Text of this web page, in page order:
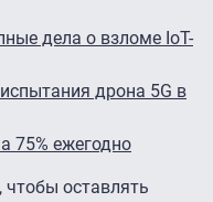
дела о взломе IoT-
дрона 5G в
75% ежегодно
, чтобы оставлять